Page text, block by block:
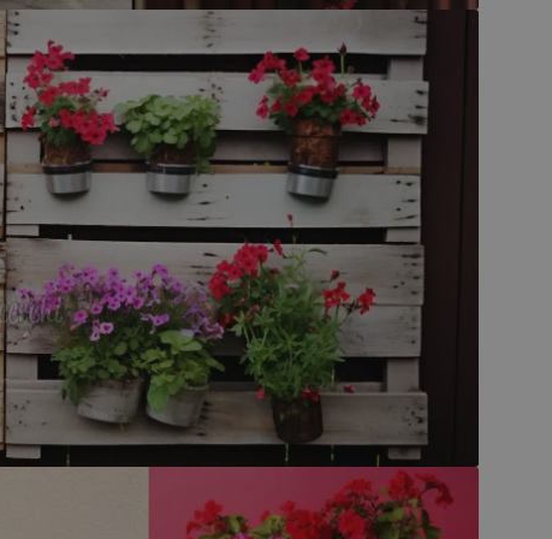
prestazioni del sito. È un cookie di tipo pattern,
_pk_ses è seguito da una breve serie di numeri
ritiene sia un codice di riferimento per il
cookie.
.dimmicosacerchi.it 1 anno
Questo cookie viene utilizzato per l'analisi
del sito.
.dimmicosacerchi.it
5 mesi 4
settimane
Questo cookie viene utilizzato per registrare
e l'interazione con il sito web, contribuendo a
l'esperienza dell'utente e analizzare le